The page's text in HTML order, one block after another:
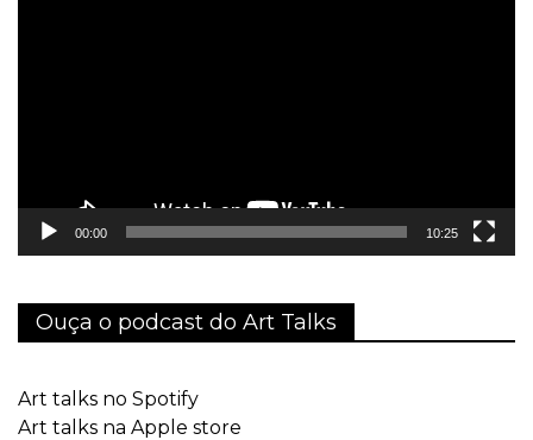
00:00 10:25
Ouça o podcast do Art Talks
Art talks no Spotify
Art talks na Apple store